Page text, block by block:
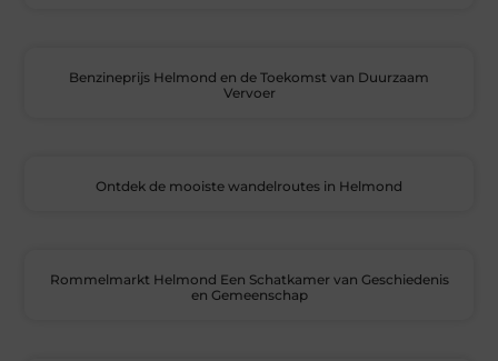
Benzineprijs Helmond en de Toekomst van Duurzaam
Vervoer
Ontdek de mooiste wandelroutes in Helmond
Rommelmarkt Helmond Een Schatkamer van Geschiedenis
en Gemeenschap